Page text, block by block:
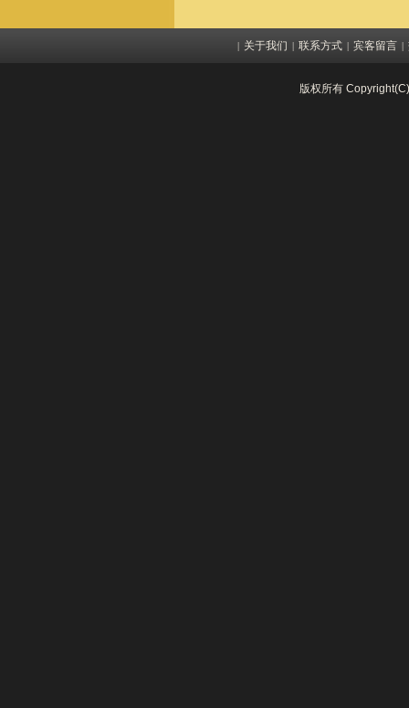
| 关于我们 | 联系方式 | 宾客留言 |
版权所有